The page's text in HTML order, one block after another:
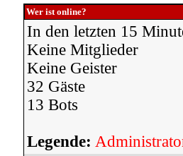
Wer ist online?
In den letzten 15
Keine Mitglieder
Keine Geister
32 Gäste
13 Bots
Legende: